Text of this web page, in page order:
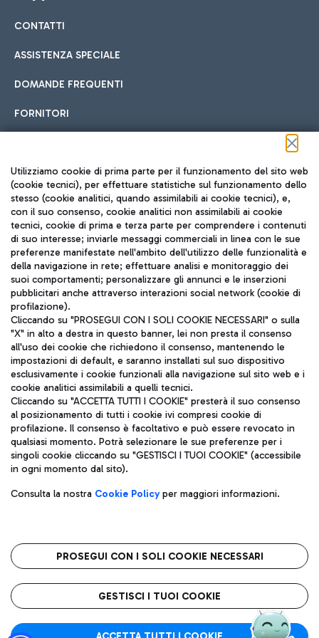
Cucina Internazionale
Fast Food
Pizza
Gelateria
Wine Bar & Sparkling
Hotel in aeroporto
Scegli l'alloggio più adatto e approfitta della vicinanza
all'aeroporto.
Car sharing
Con il Car Sharing è ancora più facile spostarsi
Treno
Raggiungi velocemente l'aeroporto di Fiumicino da Roma
tramite i servizi ferroviari Trenitalia.
Autobus
Scopri le linee di autobus per raggiungere l'aeroporto
Leonardo Da Vinci.
Raggiungi l’aeroporto senza pensieri con il servizio di taxi a
Ristoranti
Scopri la nostra offerta per una pausa gustosa in aeroporto
Mappa Aeroporto Fiumicino
CONTATTI
ASSISTENZA SPECIALE
DOMANDE FREQUENTI
FORNITORI
Seguici sui social
TRAVEL JOURNAL
ITA
Aeroporti di Roma S.p.A. - Società soggetta a direzione e
coordinamento di Mundys S.p.A.
Codice fiscale e Registro delle Imprese di Roma 13032990155 P.
IVA 06572251004
Capitale sociale 62.224.743,00 int. vers.
Sede legale: Via Pier Paolo Racchetti 1 - 00054 Fiumicino (RM)
telefono +39 06 65951
Privacy policy
Note legali
Roma FCO
L'aeroporto stellato
Utilizziamo cookie di prima parte per il funzionamento del sito web
(cookie tecnici), per effettuare statistiche sul funzionamento dello
stesso (cookie analitici, quando assimilabili ai cookie tecnici), e,
con il suo consenso, cookie analitici non assimilabili ai cookie
tecnici, cookie di prima e terza parte per comprendere i contenuti
di suo interesse; inviarle messaggi commerciali in linea con le sue
preferenze manifestate nell'ambito dell'utilizzo delle funzionalità e
della navigazione in rete; effettuare analisi e monitoraggio dei
suoi comportamenti; personalizzare gli annunci e le inserzioni
pubblicitari anche attraverso interazioni social network (cookie di
profilazione).
Cliccando su "PROSEGUI CON I SOLI COOKIE NECESSARI" o sulla
"X" in alto a destra in questo banner, lei non presta il consenso
all'uso dei cookie che richiedono il consenso, mantenendo le
impostazioni di default, e saranno installati sul suo dispositivo
esclusivamente i cookie funzionali alla navigazione sul sito web e i
cookie analitici assimilabili a quelli tecnici.
Cliccando su "ACCETTA TUTTI I COOKIE" presterà il suo consenso
al posizionamento di tutti i cookie ivi compresi cookie di
profilazione. Il consenso è facoltativo e può essere revocato in
qualsiasi momento. Potrà selezionare le sue preferenze per i
singoli cookie cliccando su "GESTISCI I TUOI COOKIE" (accessibile
in ogni momento dal sito).
Consulta la nostra Cookie Policyper maggiori informazioni.
PROSEGUI CON I SOLI COOKIE NECESSARI
GESTISCI I TUOI COOKIE